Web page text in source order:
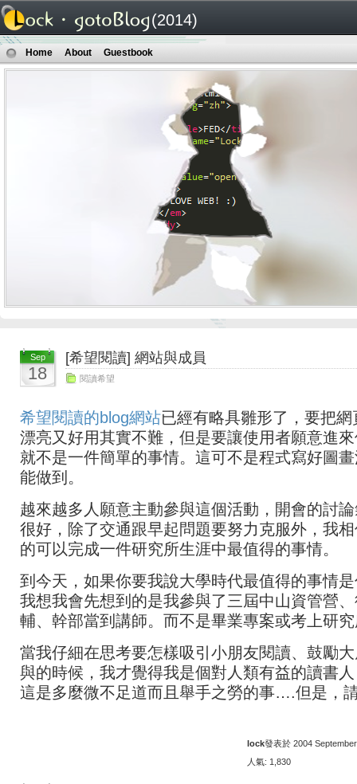
(2014)
Home About Guestbook
Sep
18
[希望閱讀] 網站與成員
閱讀希望
希望閱讀的blog網站已經有略具雛形了，要把網
漂亮又好用其實不難，但是要讓使用者願意進
就不是一件簡單的事情。這可不是程式寫好圖
能做到。
越來越多人願意主動參與這個活動，開會的討
很好，除了交通跟早起問題要努力克服外，我
的可以完成一件研究所生涯中最值得的事情。
到今天，如果你要我說大學時代最值得的事情
我想我會先想到的是我參與了三屆中山資管營
輔、幹部當到講師。而不是畢業專案或考上研
當我仔細在思考要怎樣吸引小朋友閱讀、鼓勵
與的時候，我才覺得我是個對人類有益的讀書
這是多麼微不足道而且舉手之勞的事….但是，
lock發表於 2004
人氣: 1,830